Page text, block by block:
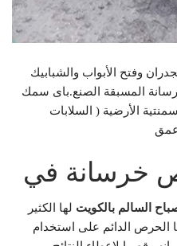
وفتح الأبواب والشبابيك
المسبقة الصنع.باى سمك
الأرضية ( السلابات
عمق
خرسانة في
السالم بالكويت لها الكثير
الحرص الدائم على استخدام